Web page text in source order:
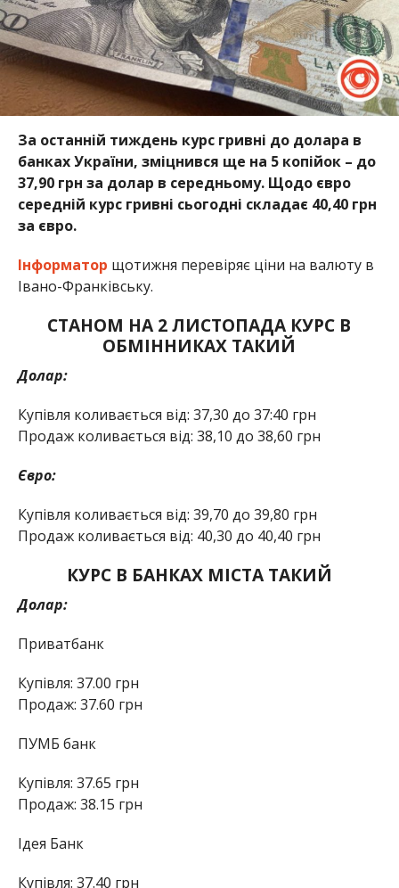
За останній тиждень курс гривні до долара в
банках України, зміцнився ще на 5 копійок – до
37,90 грн за долар в середньому. Щодо євро
середній курс гривні сьогодні складає 40,40 грн
за євро.
Інформатор щотижня перевіряє ціни на валюту в
Івано-Франківську.
СТАНОМ НА 2 ЛИСТОПАДА КУРС В
ОБМІННИКАХ ТАКИЙ
Долар:
Купівля коливається від: 37,30 до 37:40 грн
Продаж коливається від: 38,10 до 38,60 грн
Євро:
Купівля коливається від: 39,70 до 39,80 грн
Продаж коливається від: 40,30 до 40,40 грн
КУРС В БАНКАХ МІСТА ТАКИЙ
Долар:
Приватбанк
Купівля: 37.00 грн
Продаж: 37.60 грн
ПУМБ банк
Купівля: 37.65 грн
Продаж: 38.15 грн
Ідея Банк
Купівля: 37.40 грн